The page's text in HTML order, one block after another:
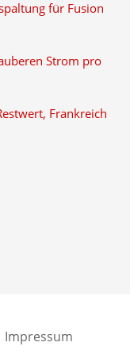
für Fusion
Strom pro
Frankreich
Impressum